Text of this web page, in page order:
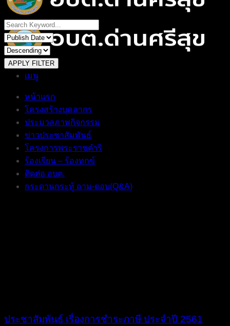
เมนู
หน้าแรก
โครงสร้างบุคลากร
ประมวลภาพกิจกรรม
ข่าวประชาสัมพันธ์
โครงการพระราชดำริ
ร้องเรียน – ร้องทุกข์
ติดต่อ อบต.
กระดานกระทู้ ถาม-ตอบ(Q&A)
APPLY FILTER
ประชาสัมพันธ์ เรื่องการชำระภาษี ประจำปี 2561